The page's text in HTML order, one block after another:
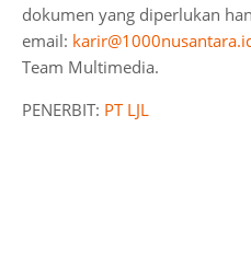
dokumen yang diperlukan
email:
Team Multimedia.
PENERBIT: PT LJL